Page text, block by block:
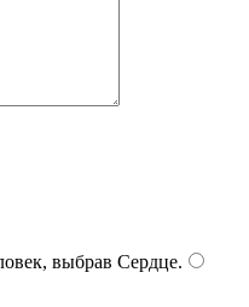
выбрав Сердце.